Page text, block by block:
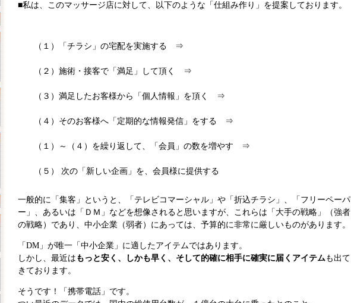
■私は、このマッサージ店に対して、以下のような「仕組み作り」を提案しております。
（１）「チラシ」の宅配を実施する ⇒
（２）施術・接客で「満足」して頂く ⇒
（３）満足したお客様から「個人情報」を頂く ⇒
（４）そのお客様へ「定期的な情報発信」をする ⇒
（１）～（４）を繰り返して、「会員」の数を増やす ⇒
（５） 次の「新しい企画」を、会員様に提供する
一般的に「集客」というと、「テレビコマーシャル」や「折込チラシ」、「フリーペーパ
ー」、あるいは「ＤＭ」などを想像されると思いますが、これらは「大手の戦略」（強者
の戦略）であり、中小企業（弱者）にあっては、予算的に非常に厳しいものがあります。
「DM」が唯一「中小企業」に適したアイテムではあります。
しかし、最近は もっと安く、しかも早く、そして的確に相手に確実に届くアイテムも出て
きております。
そうです！「携帯電話」です。